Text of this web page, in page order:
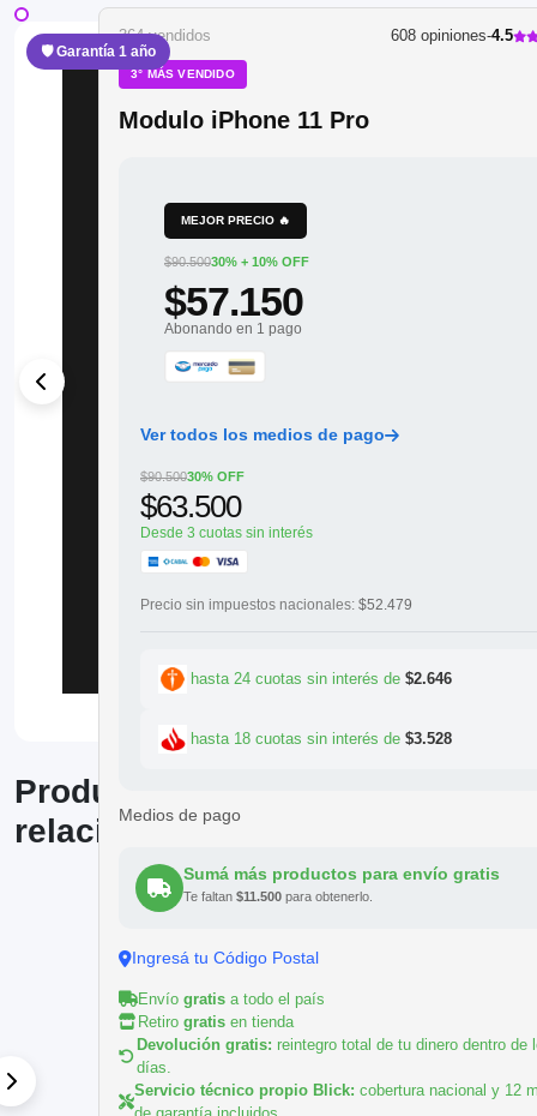
🛡 Garantía 1 año
Productos
relacionados
Modulo iPhone 7 Plus
4.5
4.5
364 vendidos 608 opiniones-4.5
3° MÁS VENDIDO
Modulo iPhone 11 Pro
MEJOR PRECIO 🔥
$90.50030% + 10% OFF
$57.150
Abonando en 1 pago
Ver todos los medios de pago
$90.50030% OFF
$63.500
Desde 3 cuotas sin interés
Precio sin impuestos nacionales: $52.479
hasta 24 cuotas sin interés de $2.646
hasta 18 cuotas sin interés de $3.528
Medios de pago
Sumá más productos para envío gratis
Te faltan $11.500 para obtenerlo.
Ingresá tu Código Postal
Envío gratis a todo el país
Retiro gratis en tienda
Devolución gratis: reintegro total de tu dinero dentro de
días.
Servicio técnico propio Blick: cobertura nacional y 12